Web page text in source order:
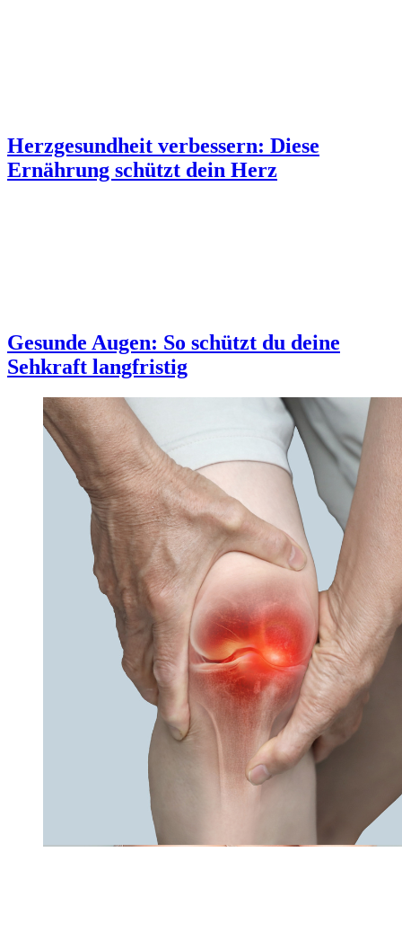
Herzgesundheit verbessern: Diese
Ernährung schützt dein Herz
Gesunde Augen: So schützt du deine
Sehkraft langfristig